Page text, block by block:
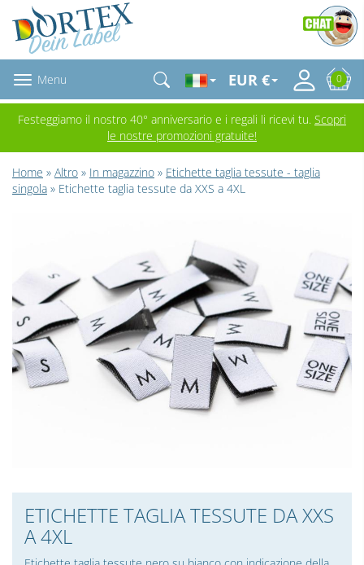
Menu EUR € 0
Festeggiamo il nostro 40° anniversario e i regali li ricevi tu. Scopri
le nostre promozioni gratuite!
Home » Altro » In magazzino » Etichette taglia tessute - taglia
singola » Etichette taglia tessute da XXS a 4XL
ETICHETTE TAGLIA TESSUTE DA XXS
A 4XL